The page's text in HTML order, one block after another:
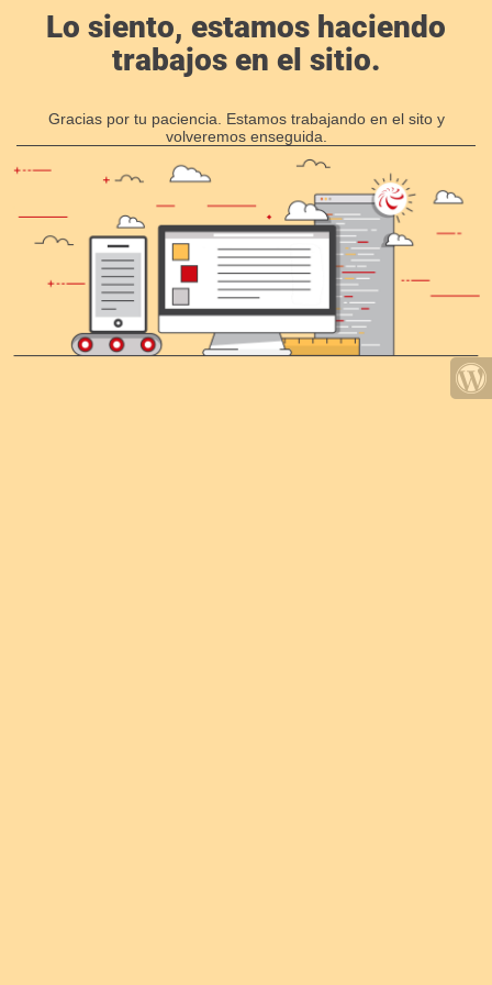
Lo siento, estamos haciendo
trabajos en el sitio.
Gracias por tu paciencia. Estamos trabajando en el sito y
volveremos enseguida.